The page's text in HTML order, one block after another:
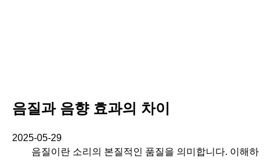
음질과 음향 효과의 차이
2025-05-29
음질이란 소리의 본질적인 품질을 의미합니다. 이해하